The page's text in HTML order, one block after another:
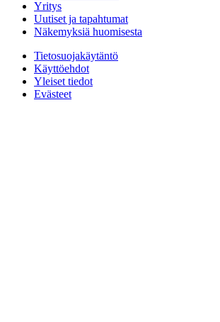
Yritys
Uutiset ja tapahtumat
Näkemyksiä huomisesta
Tietosuojakäytäntö
Käyttöehdot
Yleiset tiedot
Evästeet